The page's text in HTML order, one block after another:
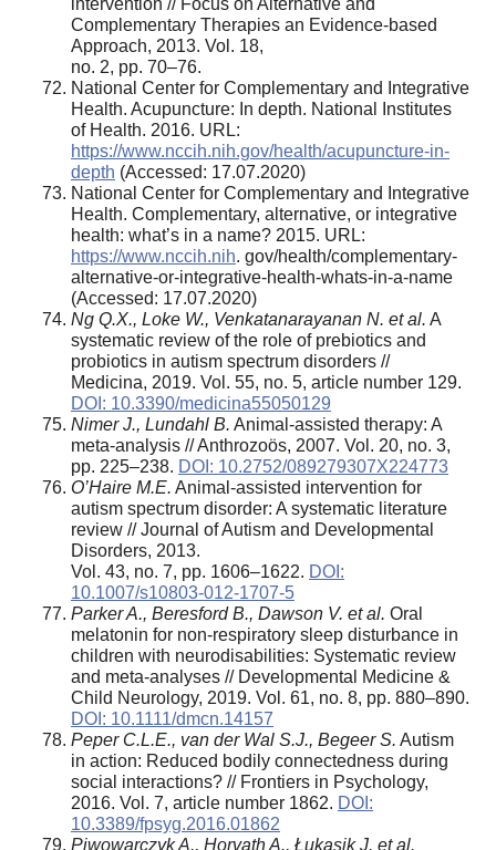
intervention // Focus on Alternative and
Complementary Therapies an Evidence-based
Approach, 2013. Vol. 18,
no. 2, pp. 70–76.
National Center for Complementary and Integrative
Health. Acupuncture: In depth. National Institutes
of Health. 2016. URL:
https://www.nccih.nih.gov/health/acupuncture-in-
depth (Accessed: 17.07.2020)
National Center for Complementary and Integrative
Health. Complementary, alternative, or integrative
health: what’s in a name? 2015. URL:
https://www.nccih.nih. gov/health/complementary-
alternative-or-integrative-health-whats-in-a-name
(Accessed: 17.07.2020)
Ng Q.X., Loke W., Venkatanarayanan N. et al. A
systematic review of the role of prebiotics and
probiotics in autism spectrum disorders //
Medicina, 2019. Vol. 55, no. 5, article number 129.
DOI: 10.3390/medicina55050129
Nimer J., Lundahl B. Animal-assisted therapy: A
meta-analysis // Anthrozoös, 2007. Vol. 20, no. 3,
pp. 225–238. DOI: 10.2752/089279307X224773
O’Haire M.E. Animal-assisted intervention for
autism spectrum disorder: A systematic literature
review // Journal of Autism and Developmental
Disorders, 2013.
Vol. 43, no. 7, pp. 1606–1622. DOI:
10.1007/s10803-012-1707-5
Parker A., Beresford B., Dawson V. et al. Oral
melatonin for non‐respiratory sleep disturbance in
children with neurodisabilities: Systematic review
and meta‐analyses // Developmental Medicine &
Child Neurology, 2019. Vol. 61, no. 8, pp. 880–890.
DOI: 10.1111/dmcn.14157
Peper C.L.E., van der Wal S.J., Begeer S. Autism
in action: Reduced bodily connectedness during
social interactions? // Frontiers in Psychology,
2016. Vol. 7, article number 1862. DOI:
10.3389/fpsyg.2016.01862
Piwowarczyk A., Horvath A., Łukasik J. et al.